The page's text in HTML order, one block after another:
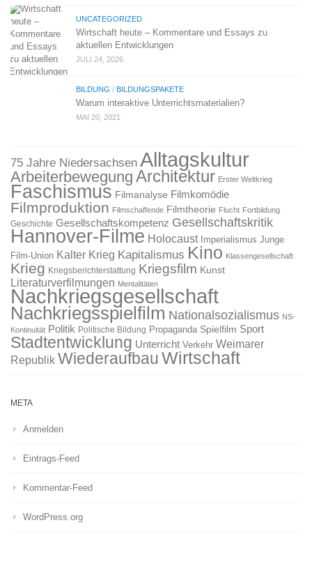
UNCATEGORIZED
Wirtschaft heute – Kommentare und Essays zu
aktuellen Entwicklungen
JULI 24, 2026
BILDUNG / BILDUNGSPAKETE
Warum interaktive Unterrichtsmaterialien?
MAI 20, 2021
75 Jahre Niedersachsen Alltagskultur
Arbeiterbewegung Architektur Erster Weltkrieg
Faschismus Filmanalyse Filmkomödie
Filmproduktion Filmschaffende Filmtheorie Flucht Fortbildung
Geschichte Gesellschaftskompetenz Gesellschaftskritik
Hannover-Filme Holocaust Imperialismus Junge
Film-Union Kalter Krieg Kapitalismus Kino Klassengesellschaft
Krieg Kriegsberichterstattung Kriegsfilm Kunst
Literaturverfilmungen Mentalitäten
Nachkriegsgesellschaft
Nachkriegsspielfilm Nationalsozialismus NS-
Kontinuität Politik Politische Bildung Propaganda Spielfilm Sport
Stadtentwicklung Unterricht Verkehr Weimarer
Republik WiederaufbauWirtschaft
META
Anmelden
Eintrags-Feed
Kommentar-Feed
WordPress.org